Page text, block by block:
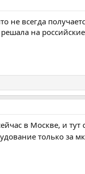
не всегда
на
в Москве, и
только за